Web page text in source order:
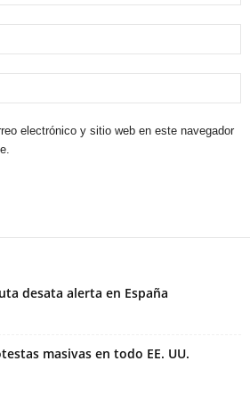
electrónico y sitio web en este navegador
desata alerta en España
masivas en todo EE. UU.